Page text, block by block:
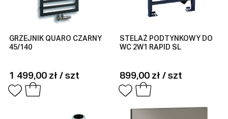
GRZEJNIK QUARO CZARNY
45/140
1 499,00 zł / szt
STELAŻ PODTYNKOWY DO
WC 2W1 RAPID SL
899,00 zł / szt